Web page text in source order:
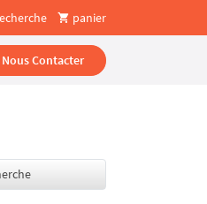
panier
Nous Contacter